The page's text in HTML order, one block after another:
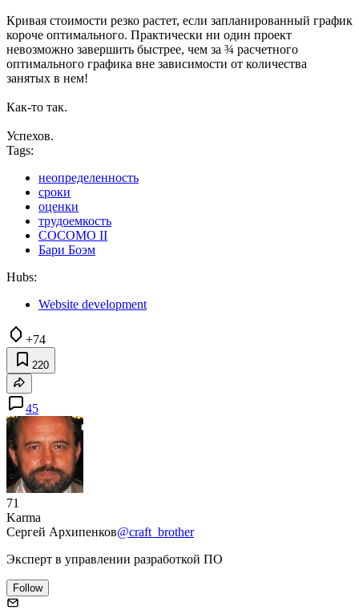
Кривая стоимости резко растет, если запланированный график
короче оптимального. Практически ни один проект
невозможно завершить быстрее, чем за ¾ расчетного
оптимального графика вне зависимости от количества
занятых в нем!
Как-то так.
Успехов.
Tags:
неопределенность
сроки
оценки
трудоемкость
COCOMO II
Бари Боэм
Hubs:
Website development
+74
220
45
71
Karma
Сергей Архипенков@craft_brother
Эксперт в управлении разработкой ПО
Follow